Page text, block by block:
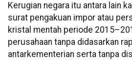
Kerugian negara itu antara lain
surat pengakuan impor atau
kristal mentah periode
perusahaan tanpa didasarkan
antarkementerian serta tanpa